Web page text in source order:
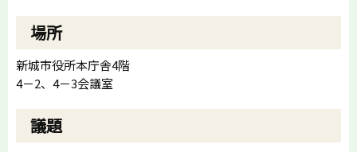
場所
新城市役所本庁舎4階
4－2、4－3会議室
議題